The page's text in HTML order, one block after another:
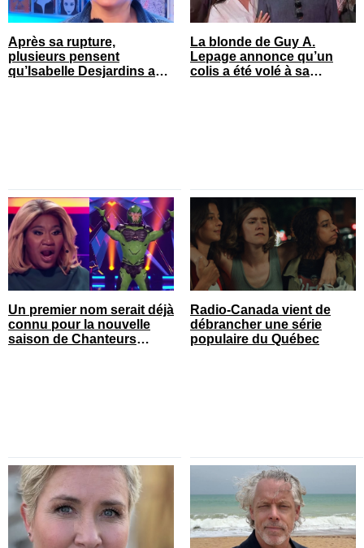
Après sa rupture,
plusieurs pensent
qu’Isabelle Desjardins a
La blonde de Guy A.
Lepage annonce qu’un
colis a été volé à sa
Un premier nom serait déjà
connu pour la nouvelle
saison de Chanteurs
Radio-Canada vient de
débrancher une série
populaire du Québec